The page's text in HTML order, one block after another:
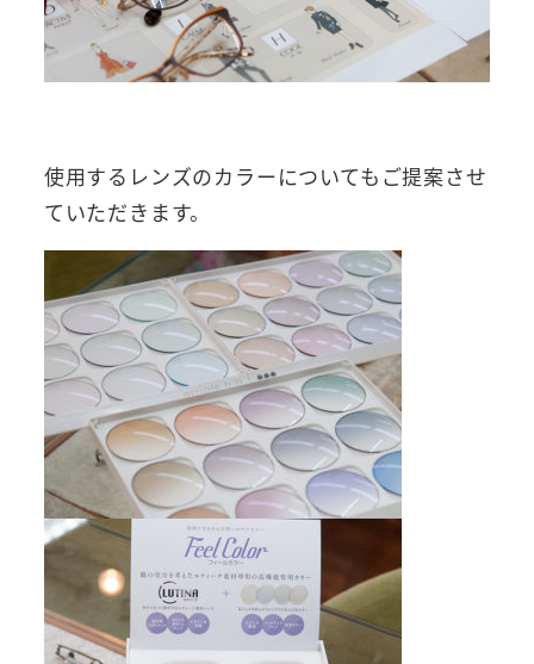
使用するレンズのカラーについてもご提案させ
ていただきます。